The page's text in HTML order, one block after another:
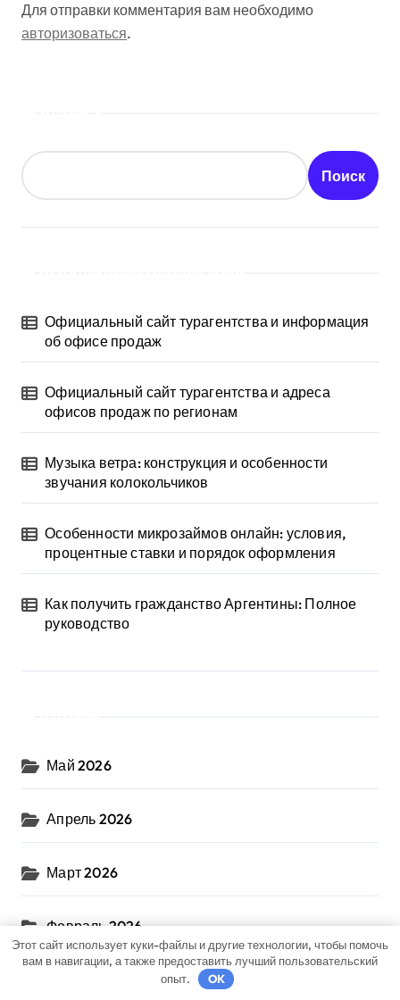
Для отправки комментария вам необходимо
авторизоваться.
Поиск
Официальный сайт турагентства и информация
об офисе продаж
Официальный сайт турагентства и адреса
офисов продаж по регионам
Музыка ветра: конструкция и особенности
звучания колокольчиков
Особенности микрозаймов онлайн: условия,
процентные ставки и порядок оформления
Как получить гражданство Аргентины: Полное
руководство
Май 2026
Апрель 2026
Март 2026
Февраль 2026
Этот сайт использует куки-файлы и другие технологии, чтобы помочь
вам в навигации, а также предоставить лучший пользовательский
опыт.
OK